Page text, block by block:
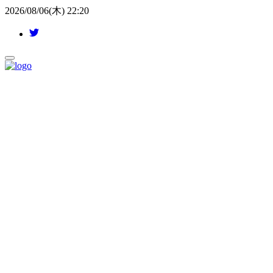
2026/08/06(木) 22:20